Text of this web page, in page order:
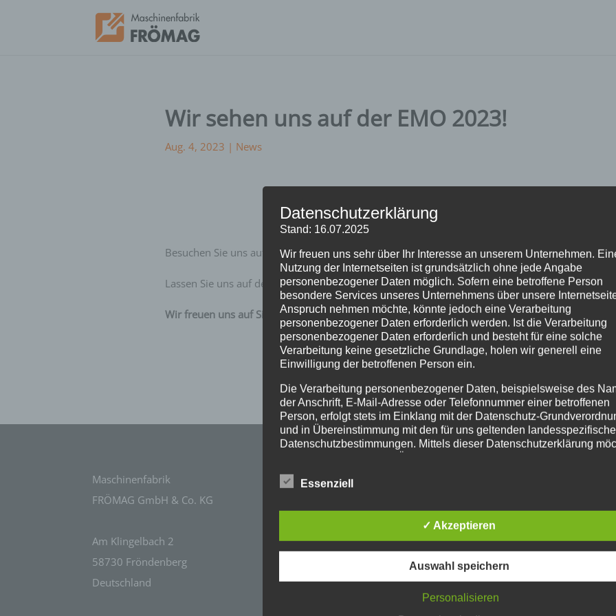
Wir sehen uns auf der EMO 2023!
Aug. 4, 2023 | News
Besuchen Sie uns auf der EMO 2023. Sie finden uns in Halle 11, Stand F64.
Lassen Sie uns auf der Messe über die für Sie perfekte Lösung sprechen.
Wir freuen uns auf Sie!
Maschinenfabrik
FRÖMAG GmbH & Co. KG
Am Klingelbach 2
58730 Fröndenberg
Deutschland
Gebrauchtmaschinen
Impressum
Datenschutz
Mitts & Merrill
Datenschutzerklärung
Stand: 16.07.2025
Wir freuen uns sehr über Ihr Interesse an unserem Unternehmen.
Nutzung der Internetseiten ist grundsätzlich ohne jede Angabe
personenbezogener Daten möglich. Sofern eine betroffene Person
besondere Services unseres Unternehmens über unsere
Anspruch nehmen möchte, könnte jedoch eine Verarbeitung
personenbezogener Daten erforderlich werden. Ist die Verarbeitung
personenbezogener Daten erforderlich und besteht für eine solche
Verarbeitung keine gesetzliche Grundlage, holen wir generell eine
Einwilligung der betroffenen Person ein.
Die Verarbeitung personenbezogener Daten, beispielsweise des
der Anschrift, E-Mail-Adresse oder Telefonnummer einer betroffenen
Person, erfolgt stets im Einklang mit der Datenschutz-
und in Übereinstimmung mit den für uns geltenden
Datenschutzbestimmungen. Mittels dieser Datenschutzerklärung
informieren. Ferner werden betroffene Personen mittels dieser
Wir haben als für die Verarbeitung Verantwortlicher zahlreiche
lückenlosen Schutz der über diese Internetseite verarbeiteten
personenbezogenen Daten sicherzustellen. Dennoch können
Internetbasierte Datenübertragungen grundsätzlich
aufweisen, sodass ein absoluter Schutz nicht gewährleistet werden
Essenziell
✓ Akzeptieren
Auswahl speichern
Personalisieren